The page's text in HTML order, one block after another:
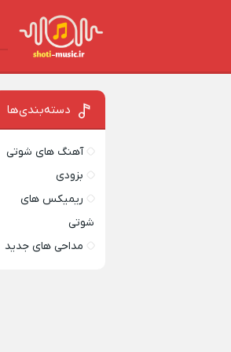
دسته‌بندی‌ها
آهنگ های شوتی
بزودی
ریمیکس های
شوتی
مداحی های جدید